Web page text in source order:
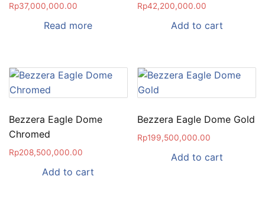
Rp37,000,000.00
Read more
Rp42,200,000.00
Add to cart
Bezzera Eagle Dome
Chromed
Rp208,500,000.00
Add to cart
Bezzera Eagle Dome Gold
Rp199,500,000.00
Add to cart